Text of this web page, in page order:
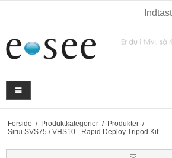
Forside / Produktkategorier / Produkter /
Sirui SVS75 / VHS10 - Rapid Deploy Tripod Kit